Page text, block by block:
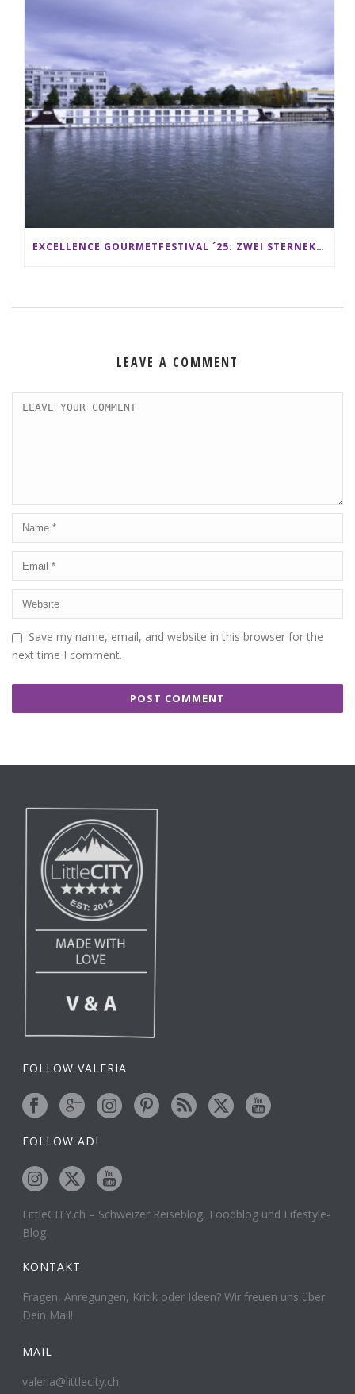
EXCELLENCE GOURMETFESTIVAL ´25: ZWEI STERNEKÖCHE ANTONIO GUIDA & DARIO MORESCO VERWÖHNEN IHRE GÄSTE AUF EINER LUXERIÖSEN SCHIFFSREISE
LEAVE A COMMENT
Save my name, email, and website in this browser for the
next time I comment.
FOLLOW VALERIA
FOLLOW ADI
LittleCITY.ch – Schweizer Reiseblog, Foodblog und Lifestyle-
Blog
KONTAKT
Fragen, Anregungen, Kritik oder Ideen? Wir freuen uns über
Dein Mail!
MAIL
valeria@littlecity.ch